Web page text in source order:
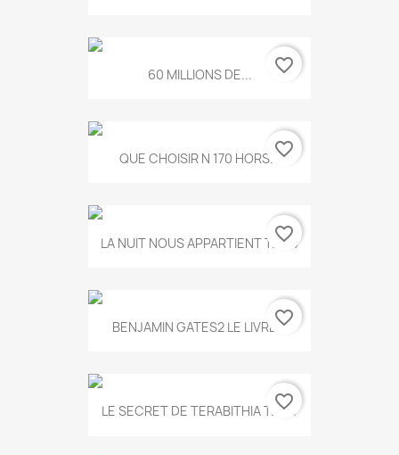
60 MILLIONS DE... favorite_border
QUE CHOISIR N 170 HORS...favorite_border
LA NUIT NOUS APPARTIENT T.634
favorite_border
BENJAMIN GATES2 LE LIVRE...
favorite_border
LE SECRET DE TERABITHIA T.560
favorite_border